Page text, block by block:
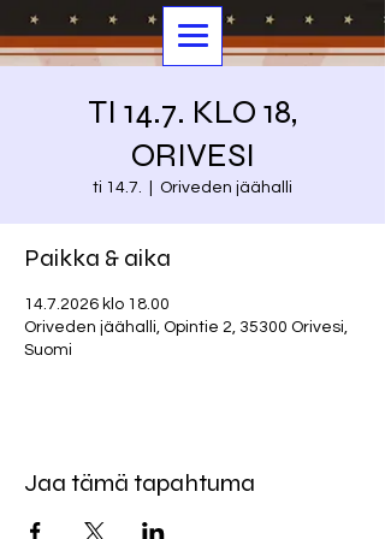
TI 14.7. KLO 18,
ORIVESI
ti 14.7. Oriveden jäähalli
Paikka & aika
14.7.2026 klo 18.00
Oriveden jäähalli, Opintie 2, 35300 Orivesi,
Suomi
Jaa tämä tapahtuma